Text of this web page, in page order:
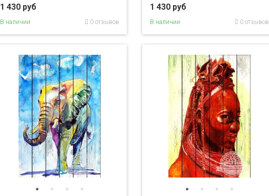
1 430 руб
В наличии 0 отзывов
1 430 руб
В наличии 0 отзывов